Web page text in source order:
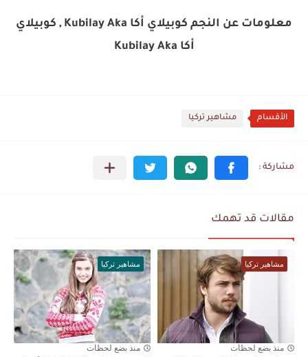
معلومات عن النجم كوبيلاي أكا Kubilay Aka , كوبيلاي
أكا Kubilay Aka
الأقسام مشاهير تركيا
مقالات قد تهمك
مشاهير تركيا
منذ بضع لحظات
مشاهير تركيا
منذ بضع لحظات